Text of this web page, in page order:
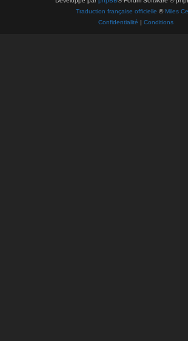
Traduction française officielle ©Miles
Confidentialité | Conditions